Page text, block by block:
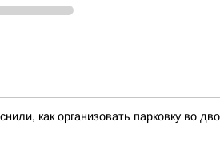
как организовать парковку во